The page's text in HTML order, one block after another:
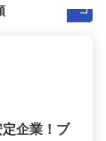
定企業！ブ